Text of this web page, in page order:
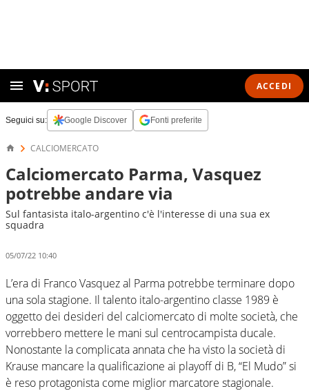
ACCEDI
Seguici su: Google Discover Fonti preferite
CALCIOMERCATO
Calciomercato Parma, Vasquez
potrebbe andare via
Sul fantasista italo-argentino c'è l'interesse di una sua ex
squadra
05/07/22 10:40
L’era di Franco Vasquez al Parma potrebbe terminare dopo
una sola stagione. Il talento italo-argentino classe 1989 è
oggetto dei desideri del calciomercato di molte società, che
vorrebbero mettere le mani sul centrocampista ducale.
Nonostante la complicata annata che ha visto la società di
Krause mancare la qualificazione ai playoff di B, “El Mudo” si
è reso protagonista come miglior marcatore stagionale.